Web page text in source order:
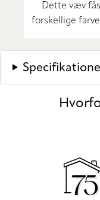
Dette væv
forskellige